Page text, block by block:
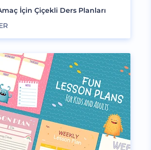
İçin Çiçekli Ders Planları